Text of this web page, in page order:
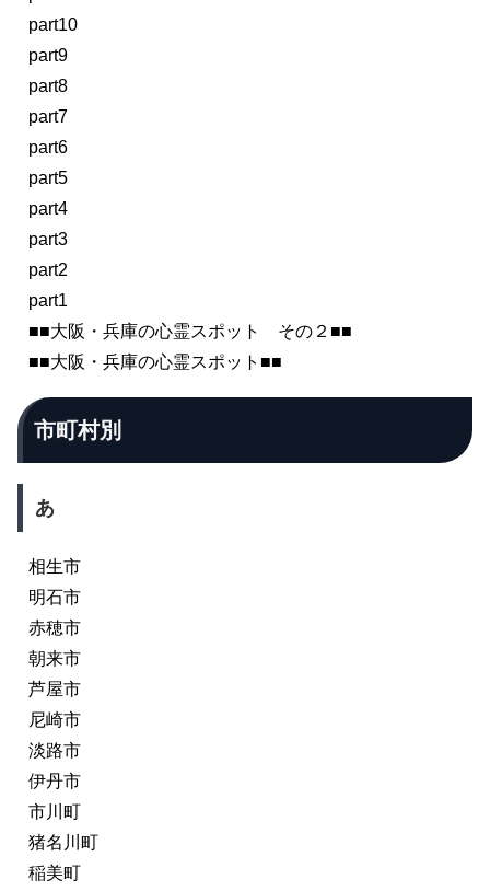
part10
part9
part8
part7
part6
part5
part4
part3
part2
part1
■■大阪・兵庫の心霊スポット その２■■
■■大阪・兵庫の心霊スポット■■
市町村別
あ
相生市
明石市
赤穂市
朝来市
芦屋市
尼崎市
淡路市
伊丹市
市川町
猪名川町
稲美町